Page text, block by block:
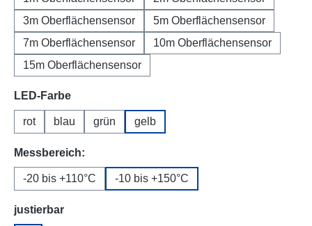
3m Oberflächensensor
5m Oberflächensensor
7m Oberflächensensor
10m Oberflächensensor
15m Oberflächensensor
Select
LED-Farbe
rot blau grün gelb
Select
Messbereich:
-20 bis +110°C -10 bis +150°C
Select
justierbar